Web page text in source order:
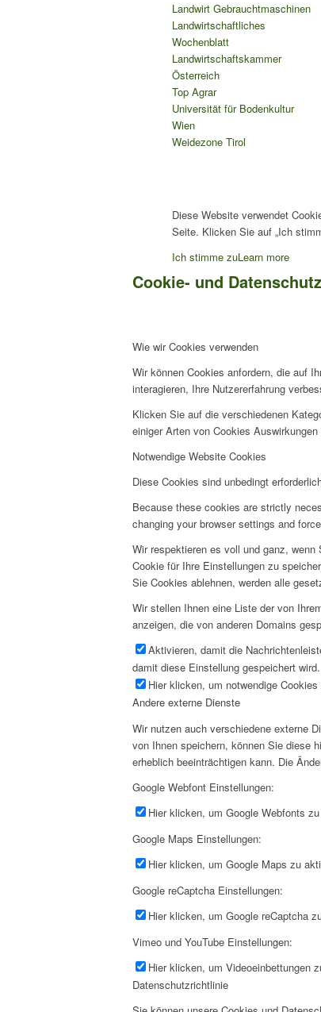
Landwirt Gebrauchtmaschinen
Landwirtschaftliches
Wochenblatt
Landwirtschaftskammer
Österreich
Top Agrar
Universität für Bodenkultur
Wien
Weidezone Tirol
Diese Website verwendet
Seite. Klicken Sie auf „Ich
Ich stimme zuLearn more
Cookie- und
Wie wir Cookies verwenden
Wir können Cookies anfordern, die auf
interagieren, Ihre Nutzererfahrung
Klicken Sie auf die verschiedenen
einiger Arten von Cookies
Notwendige Website Cookies
Diese Cookies sind unbedingt
Because these cookies are strictly
changing your browser settings and
Wir respektieren es voll und ganz,
Cookie für Ihre Einstellungen zu
Sie Cookies ablehnen, werden alle
Wir stellen Ihnen eine Liste der von
anzeigen, die von anderen Domains
Aktivieren, damit die
damit diese Einstellung gespeichert
Hier klicken, um notwendige
Andere externe Dienste
Wir nutzen auch verschiedene externe
von Ihnen speichern, können Sie diese
erheblich beeinträchtigen kann. Die
Google Webfont Einstellungen:
Hier klicken, um Google Webfonts
Google Maps Einstellungen:
Hier klicken, um Google Maps zu
Google reCaptcha Einstellungen:
Hier klicken, um Google reCaptcha
Vimeo und YouTube Einstellungen:
Hier klicken, um Videoeinbettungen
Datenschutzrichtlinie